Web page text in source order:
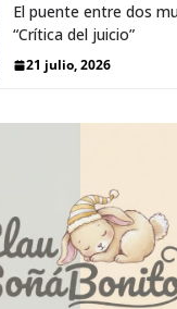
El puente entre dos
“Crítica del juicio”
21 julio, 2026